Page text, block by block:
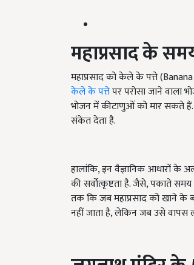
महाप्रसाद के
महाप्रसाद को केले के पत्ते
केले के पत्तेपर परोसा जाने वाला
भोजन में कीटाणुओं को मार सकते
संकेत देता है.
हालांकि, इन वैज्ञानिक आधारों के
की सर्वोत्कृष्टता है. जैसे, पकाते
तक कि जब महाप्रसाद को खाने के
नहीं जाता है, लेकिन जब उसे वापस